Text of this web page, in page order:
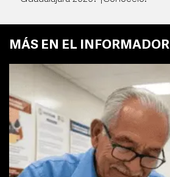
MÁS EN EL INFORMADOR